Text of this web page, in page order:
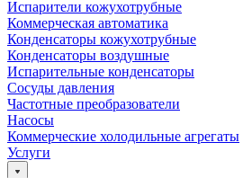
Испарители кожухотрубные
Коммерческая автоматика
Конденсаторы кожухотрубные
Конденсаторы воздушные
Испарительные конденсаторы
Сосуды давления
Частотные преобразователи
Насосы
Коммерческие холодильные агрегаты
Услуги